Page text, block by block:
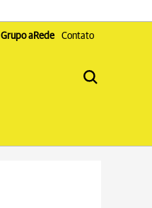
Grupo aRede Contato